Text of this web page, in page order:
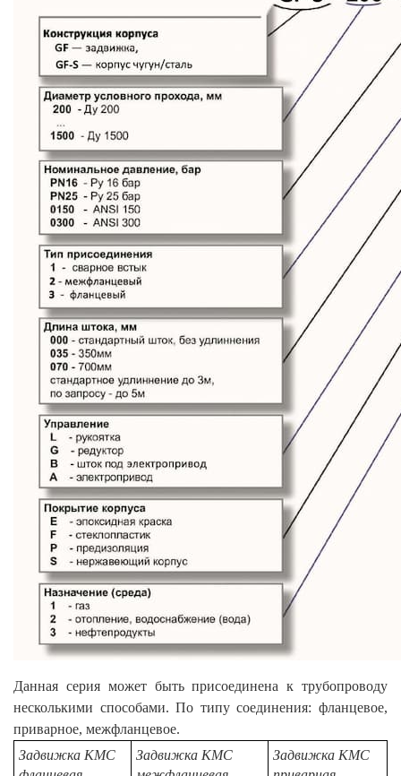
Данная серия может быть присоединена к трубопроводу
несколькими способами. По типу соединения: фланцевое,
приварное, межфланцевое.
Задвижка КМС
Задвижка КМС
Задвижка КМС